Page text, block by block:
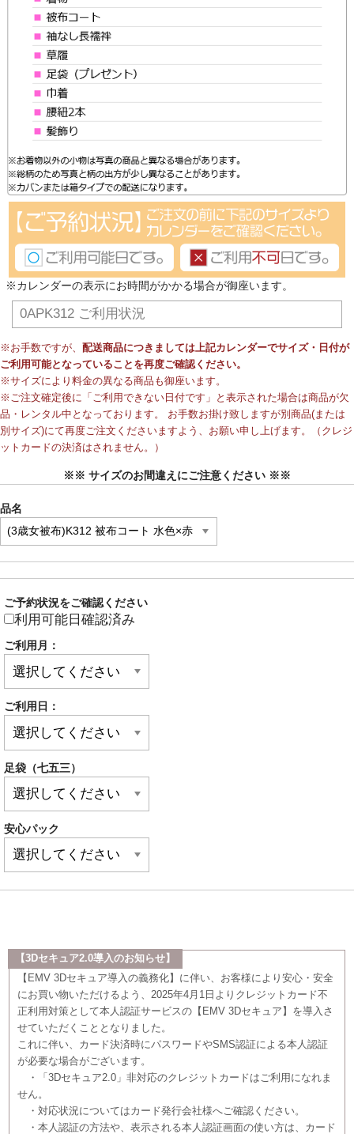
※カレンダーの表示にお時間がかかる場合が御座います。
0APK312 ご利用状況
※お手数ですが、 配送商品につきましては上記カレンダーでサイズ・日付が
ご利用可能となっていることを再度ご確認ください。
※サイズにより料金の異なる商品も御座います。
※ご注文確定後に「ご利用できない日付です」と表示された場合は商品が欠
品・レンタル中となっております。 お手数お掛け致しますが別商品(または
別サイズ)にて再度ご注文くださいますよう、お願い申し上げます。（クレジ
ットカードの決済はされません。）
※※ サイズのお間違えにご注意ください ※※
品名
ご予約状況をご確認ください
利用可能日確認済み
ご利用月：
ご利用日：
足袋（七五三）
安心パック
【3Dセキュア2.0導入のお知らせ】
【EMV 3Dセキュア導入の義務化】に伴い、お客様により安心・安全
にお買い物いただけるよう、2025年4月1日よりクレジットカード不
正利用対策として本人認証サービスの【EMV 3Dセキュア】を導入さ
せていただくこととなりました。
これに伴い、カード決済時にパスワードやSMS認証による本人認証
が必要な場合がございます。
・「3Dセキュア2.0」非対応のクレジットカードはご利用になれま
せん。
・対応状況についてはカード発行会社様へご確認ください。
・本人認証の方法や、表示される本人認証画面の使い方は、カード